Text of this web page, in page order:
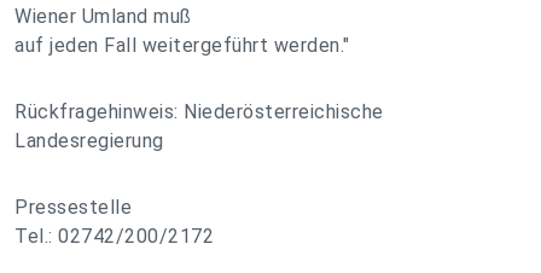
Wiener Umland muß
auf jeden Fall weitergeführt werden."
Rückfragehinweis: Niederösterreichische
Landesregierung
Pressestelle
Tel.: 02742/200/2172